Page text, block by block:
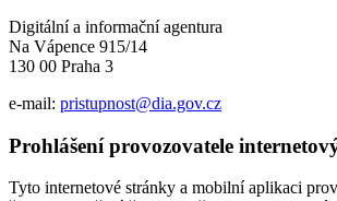
Digitální a informační agentura
Na Vápence 915/14
130 00 Praha 3
e-mail: pristupnost@dia.gov.cz
Prohlášení provozovatele
Tyto internetové stránky a mobilní aplikaci